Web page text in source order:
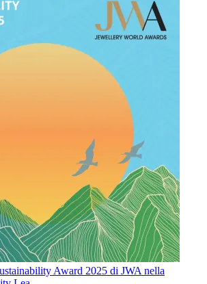
Award 2025 di JWA nella